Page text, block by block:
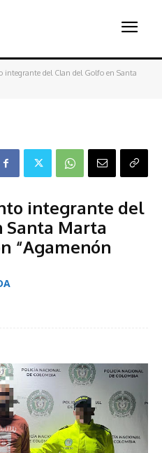
integrante del Clan del Golfo en Santa
integrante del
Santa Marta
“Agamenón